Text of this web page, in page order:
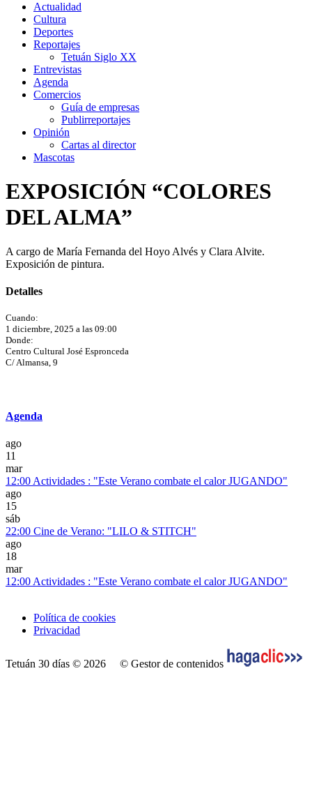
Actualidad
Cultura
Deportes
Reportajes
Tetuán Siglo XX
Entrevistas
Agenda
Comercios
Guía de empresas
Publirreportajes
Opinión
Cartas al director
Mascotas
EXPOSICIÓN “COLORES
DEL ALMA”
A cargo de María Fernanda del Hoyo Alvés y Clara Alvite.
Exposición de pintura.
Detalles
Cuando:
1 diciembre, 2025 a las 09:00
Donde:
Centro Cultural José Espronceda
C/ Almansa, 9
Agenda
ago
11
mar
12:00 Actividades : "Este Verano combate el calor JUGANDO"
ago
15
sáb
22:00 Cine de Verano: "LILO & STITCH"
ago
18
mar
12:00 Actividades : "Este Verano combate el calor JUGANDO"
Política de cookies
Privacidad
Tetuán 30 días © 2026 © Gestor de contenidos